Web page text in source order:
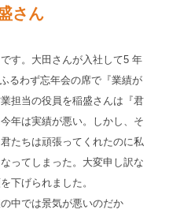
さん
す。大田さんが入社して5 年
るわず忘年会の席で『業績が
担当の役員を稲盛さんは『君
年は実績が悪い。しかし、そ
たちは頑張ってくれたのに私
ってしまった。大変申し訳な
下げられました。
中では景気が悪いのだか